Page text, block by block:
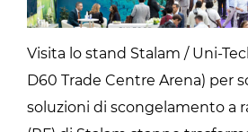
Visita lo stand Stalam / Uni-
D60 Trade Centre Arena) per
soluzioni di scongelamento a